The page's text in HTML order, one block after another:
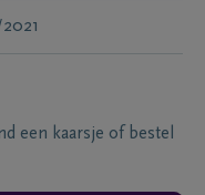
een kaarsje of bestel